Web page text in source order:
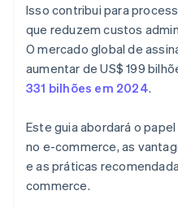
Isso contribui para
que reduzem custos
O mercado global de
aumentar de US$ 199
331 bilhões em 2024.
Este guia abordará o
no e-commerce, as
e as práticas
commerce.